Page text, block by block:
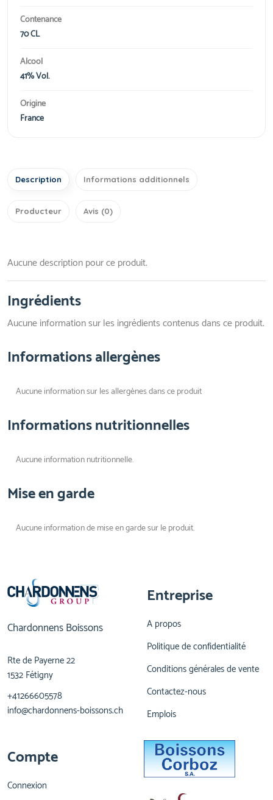
Contenance
70 CL
Alcool
41% Vol.
Origine
France
Description Informations additionnels
Producteur Avis (0)
Aucune description pour ce produit.
Ingrédients
Aucune information sur les ingrédients contenus dans ce produit.
Informations allergènes
Aucune information sur les allergènes dans ce produit
Informations nutritionnelles
Aucune information nutritionnelle.
Mise en garde
Aucune information de mise en garde sur le produit.
Chardonnens Boissons
Rte de Payerne 22
1532 Fétigny
+41266605578
info@chardonnens-boissons.ch
Entreprise
A propos
Politique de confidentialité
Conditions générales de vente
Contactez-nous
Emplois
Compte
Connexion